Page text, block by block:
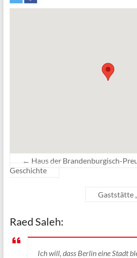
← Haus der Brandenburgisch-
Geschichte
Gaststätte
Raed Saleh:
Ich will, dass Berlin eine Stadt